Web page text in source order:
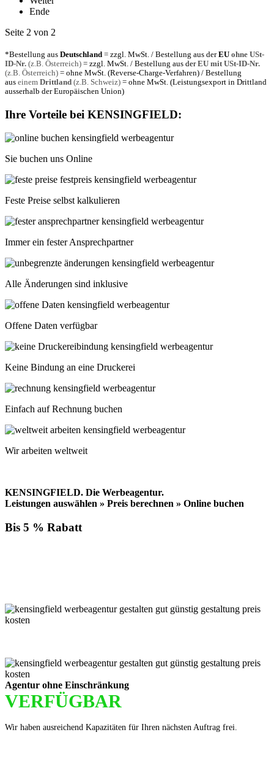
Ende
Seite 2 von 2
*Bestellung aus Deutschland = zzgl. MwSt. / Bestellung aus derEU ohne USt-
ID-Nr. (z.B. Österreich) = zzgl. MwSt. / Bestellung aus derEU mit USt-ID-Nr.
(z.B. Österreich) = ohne MwSt. (Reverse-Charge-Verfahren) / Bestellung
aus einem Drittland (z.B. Schweiz) = ohne MwSt. (Leistungsexport in Drittland
ausserhalb der Europäischen Union)
Ihre Vorteile bei KENSINGFIELD:
Sie buchen uns Online
Feste Preise selbst kalkulieren
Immer ein fester Ansprechpartner
Alle Änderungen sind inklusive
Offene Daten verfügbar
Keine Bindung an eine Druckerei
Einfach auf Rechnung buchen
Wir arbeiten weltweit
KENSINGFIELD. Die Werbeagentur.
Leistungen auswählen » Preis berechnen » Online buchen
Bis 5 % Rabatt
Agentur ohne Einschränkung
VERFÜGBAR
Wir haben ausreichend Kapazitäten für Ihren nächsten Auftrag frei.